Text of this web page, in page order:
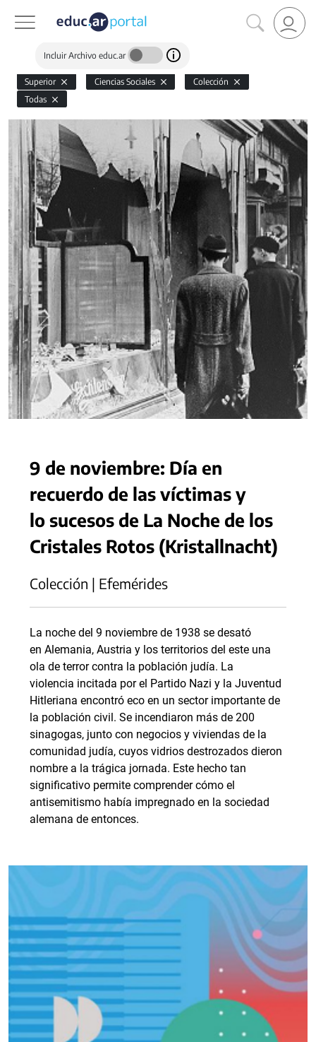
Incluir Archivo educ.ar
Superior Ciencias Sociales
Colección
Todas
9 de noviembre: Día en
recuerdo de las víctimas y
lo sucesos de La Noche de los
Cristales Rotos (Kristallnacht)
Colección | Efemérides
La noche del 9 noviembre de 1938 se desató
en Alemania, Austria y los territorios del este una
ola de terror contra la población judía. La
violencia incitada por el Partido Nazi y la Juventud
Hitleriana encontró eco en un sector importante de
la población civil. Se incendiaron más de 200
sinagogas, junto con negocios y viviendas de la
comunidad judía, cuyos vidrios destrozados dieron
nombre a la trágica jornada. Este hecho tan
significativo permite comprender cómo el
antisemitismo había impregnado en la sociedad
alemana de entonces.